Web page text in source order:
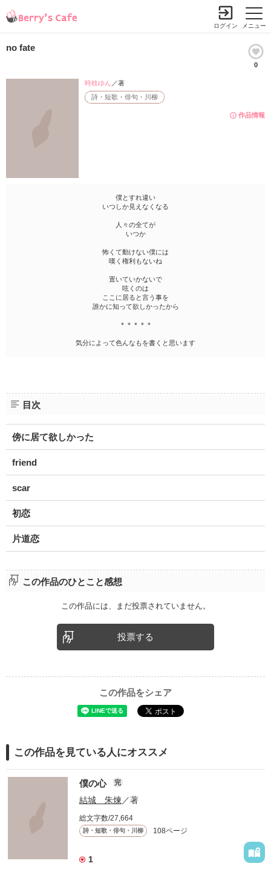
メニュー
ログイン
no fate
0
作品情報
詩・短歌・俳句・川柳
時枝ゆん ／著
僕とすれ違い
いつしか見えなくなる
人々の全てが
いつか
怖くて動けない僕には
嘆く権利もないね
置いていかないで
呟くのは
ここに居ると言う事を
誰かに知って欲しかったから
＊＊＊＊＊
気分によって色んなもを書くと思います
目次
傍に居て欲しかった
friend
scar
初恋
片道恋
この作品のひとこと感想
この作品には、まだ投票されていません。
投票する
この作品をシェア
この作品を見ている人にオススメ
僕の心 完
結城 朱煉 ／著
総文字数/27,664
詩・短歌・俳句・川柳 108ページ
1